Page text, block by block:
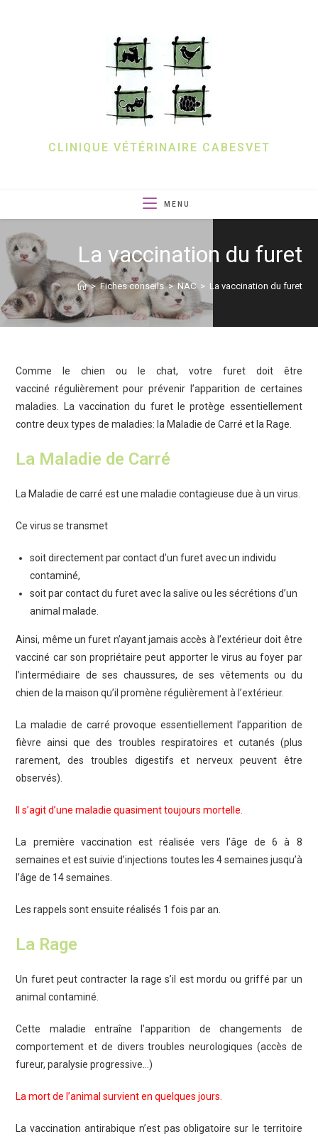
CLINIQUE VÉTÉRINAIRE CABESVET
MENU
La vaccination du furet
> Fiches conseils > NAC > La vaccination du furet
Comme le chien ou le chat, votre furet doit être
vacciné régulièrement pour prévenir l’apparition de certaines
maladies. La vaccination du furet le protège essentiellement
contre deux types de maladies: la Maladie de Carré et la Rage.
La Maladie de Carré
La Maladie de carré est une maladie contagieuse due à un virus.
Ce virus se transmet
soit directement par contact d’un furet avec un individu
contaminé,
soit par contact du furet avec la salive ou les sécrétions d’un
animal malade.
Ainsi, même un furet n’ayant jamais accès à l’extérieur doit être
vacciné car son propriétaire peut apporter le virus au foyer par
l’intermédiaire de ses chaussures, de ses vêtements ou du
chien de la maison qu’il promène régulièrement à l’extérieur.
La maladie de carré provoque essentiellement l’apparition de
fièvre ainsi que des troubles respiratoires et cutanés (plus
rarement, des troubles digestifs et nerveux peuvent être
observés).
Il s’agit d’une maladie quasiment toujours mortelle.
La première vaccination est réalisée vers l’âge de 6 à 8
semaines et est suivie d’injections toutes les 4 semaines jusqu’à
l’âge de 14 semaines.
Les rappels sont ensuite réalisés 1 fois par an.
La Rage
Un furet peut contracter la rage s’il est mordu ou griffé par un
animal contaminé.
Cette maladie entraîne l’apparition de changements de
comportement et de divers troubles neurologiques (accès de
fureur, paralysie progressive…)
La mort de l’animal survient en quelques jours.
La vaccination antirabique n’est pas obligatoire sur le territoire